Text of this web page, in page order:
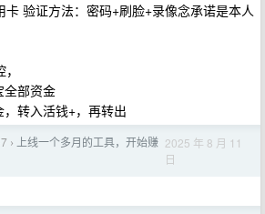
卡 验证方法：密码+刷脸+录像念承诺是本人
全部资金
转入活钱+，再转出
›
上线一个多月的工具，开始赚 2025 年 8 月 11
日